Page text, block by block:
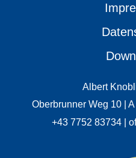
Albert
Oberbrunner Weg 10 |
+43 7752 83734 |